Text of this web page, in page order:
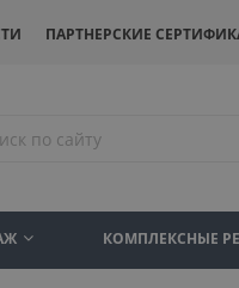
ПАРТНЕРСКИЕ
КОМПЛЕКСНЫЕ